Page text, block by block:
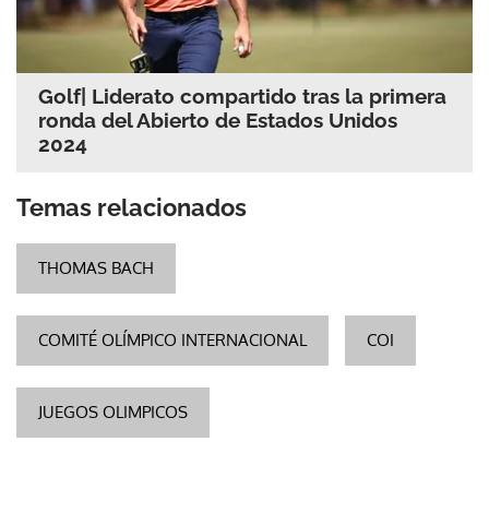
Golf| Liderato compartido tras la primera
ronda del Abierto de Estados Unidos
2024
Temas relacionados
THOMAS BACH
COMITÉ OLÍMPICO INTERNACIONAL COI
JUEGOS OLIMPICOS